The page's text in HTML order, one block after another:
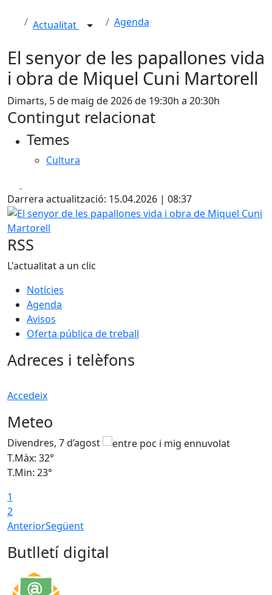
Actualitat Agenda
El senyor de les papallones vida
i obra de Miquel Cuni Martorell
Dimarts, 5 de maig de 2026 de 19:30h a 20:30h
Contingut relacionat
Temes
Cultura
Darrera actualització: 15.04.2026 | 08:37
El senyor de les papallones vida i obra de Miquel Cuni
RSS
L'actualitat a un clic
Notícies
Agenda
Avisos
Oferta pública de treball
Adreces i telèfons
Accedeix
Meteo
Divendres, 7 d’agost
T.Màx: 32°
T.Min: 23°
1
2
AnteriorSegüent
Butlletí digital